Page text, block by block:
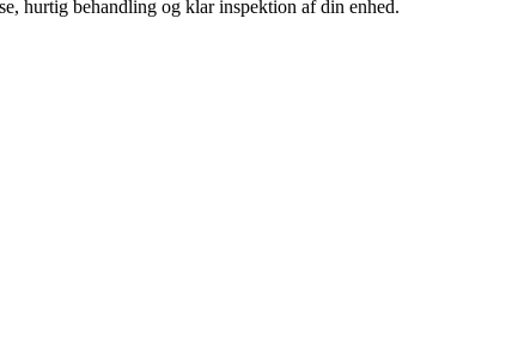
hurtig behandling og klar inspektion af din enhed.